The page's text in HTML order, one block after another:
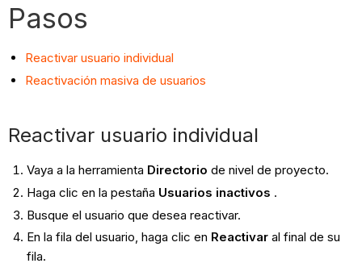
Pasos
Reactivar usuario individual
Reactivación masiva de usuarios
Reactivar usuario individual
Vaya a la herramienta Directorio de nivel de proyecto.
Haga clic en la pestaña Usuarios inactivos .
Busque el usuario que desea reactivar.
En la fila del usuario, haga clic en Reactivaral final de su
fila.